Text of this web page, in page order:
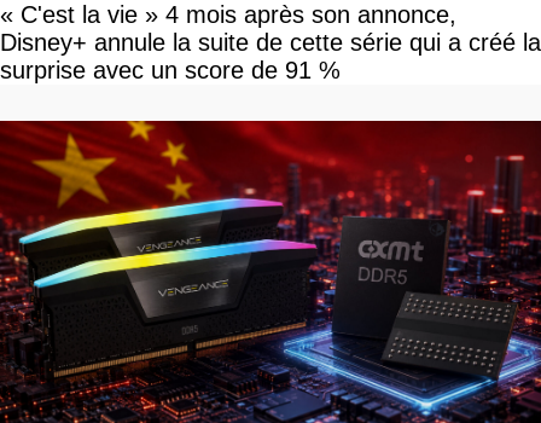
« C'est la vie » 4 mois après son annonce,
Disney+ annule la suite de cette série qui a créé la
surprise avec un score de 91 %